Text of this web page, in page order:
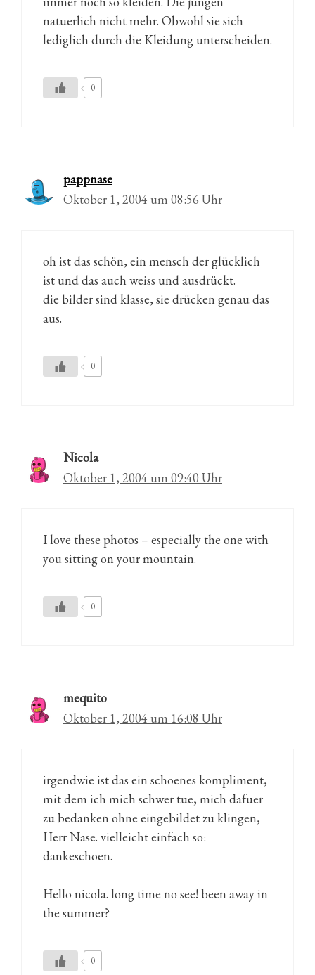
natuerlich nicht mehr. Obwohl sie sich
lediglich durch die Kleidung unterscheiden.
0
pappnase
Oktober 1, 2004 um 08:56 Uhr
oh ist das schön, ein mensch der glücklich
ist und das auch weiss und ausdrückt.
die bilder sind klasse, sie drücken genau das
aus.
0
Nicola
Oktober 1, 2004 um 09:40 Uhr
I love these photos – especially the one with
you sitting on your mountain.
0
mequito
Oktober 1, 2004 um 16:08 Uhr
irgendwie ist das ein schoenes kompliment,
mit dem ich mich schwer tue, mich dafuer
zu bedanken ohne eingebildet zu klingen,
Herr Nase. vielleicht einfach so:
dankeschoen.
Hello nicola. long time no see! been away in
the summer?
0